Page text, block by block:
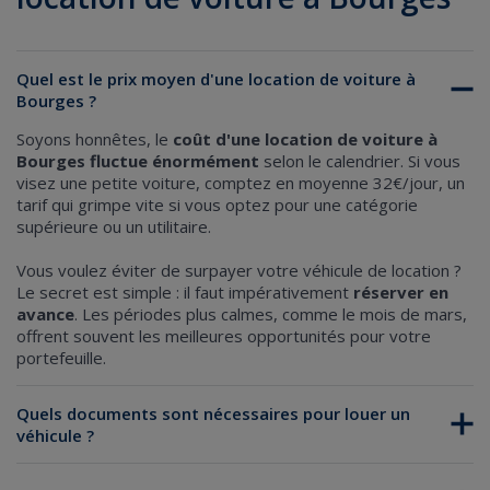
Quel est le prix moyen d'une location de voiture à
Bourges ?
Soyons honnêtes, le coût d'une location de voiture à
Bourges fluctue énormément selon le calendrier. Si vous
visez une petite voiture, comptez en moyenne 32€/jour, un
tarif qui grimpe vite si vous optez pour une catégorie
supérieure ou un utilitaire.
Vous voulez éviter de surpayer votre véhicule de location ?
Le secret est simple : il faut impérativement réserver en
avance. Les périodes plus calmes, comme le mois de mars,
offrent souvent les meilleures opportunités pour votre
portefeuille.
Quels documents sont nécessaires pour louer un
véhicule ?